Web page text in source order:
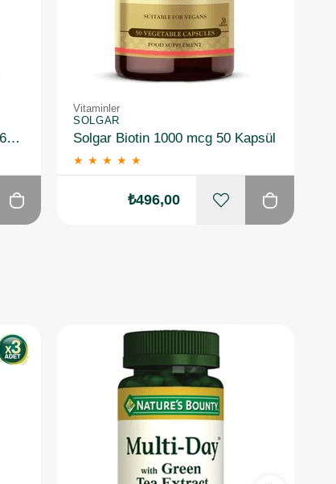
Solgar Ester-C Plus 1000 mg 60 Kapsül
Vitaminler
SOLGAR
Solgar Biotin 1000 mcg 50 Kapsül
★ ★ ★ ★ ★
₺496,00